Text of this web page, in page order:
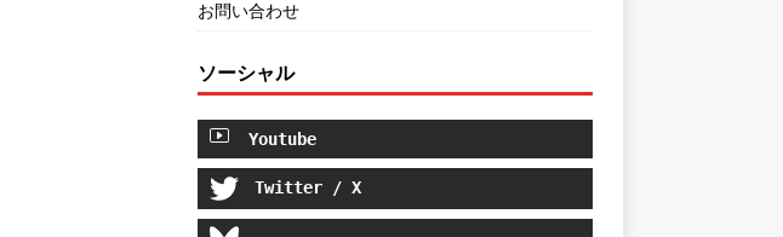
お問い合わせ
ソーシャル
Youtube
Twitter / X